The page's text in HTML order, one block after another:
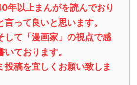
年以上まんがを読んでおり
言って良いと思います。
して「漫画家」の視点で感
ております。
投稿を宜しくお願い致しま